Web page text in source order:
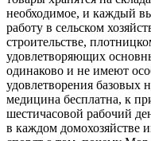
необходимое, и каждый
работу в сельском
строительстве,
удовлетворяющих
одинаково и не имеют
удовлетворения базовых
медицина бесплатна, к
шестичасовой рабочий
в каждом домохозяйстве